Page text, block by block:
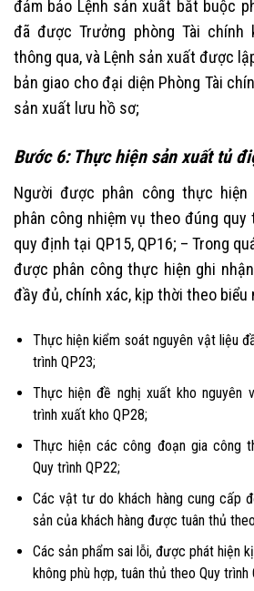
đảm bảo Lệnh sản xuất bắt buộc
đã được Trưởng phòng Tài chính
thông qua, và Lệnh sản xuất được
bản giao cho đại diện Phòng Tài
sản xuất lưu hồ sơ;
Bước 6: Thực hiện sản xuất tủ
Người được phân công thực
phân công nhiệm vụ theo đúng
quy định tại QP15, QP16; – Trong
được phân công thực hiện ghi
đầy đủ, chính xác, kịp thời theo biểu
Thực hiện kiểm soát nguyên vật liệu
trình QP23;
Thực hiện đề nghị xuất kho nguyên
trình xuất kho QP28;
Thực hiện các công đoạn gia công
Quy trình QP22;
Các vật tư do khách hàng cung cấp
sản của khách hàng được tuân thủ
Các sản phẩm sai lỗi, được phát hiện
không phù hợp, tuân thủ theo Quy trình